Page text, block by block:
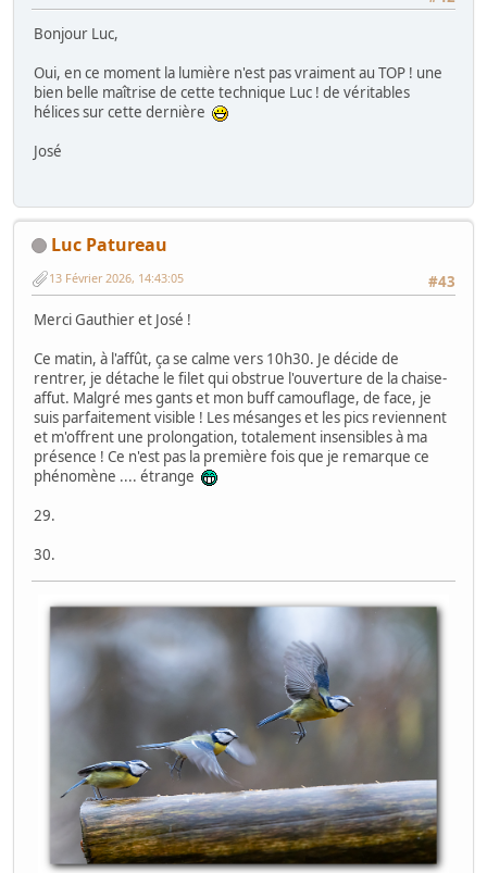
Bonjour Luc,
Oui, en ce moment la lumière n'est pas vraiment au TOP ! une
bien belle maîtrise de cette technique Luc ! de véritables
hélices sur cette dernière
José
Luc Patureau
#43
13 Février 2026, 14:43:05
Merci Gauthier et José !
Ce matin, à l'affût, ça se calme vers 10h30. Je décide de
rentrer, je détache le filet qui obstrue l'ouverture de la chaise-
affut. Malgré mes gants et mon buff camouflage, de face, je
suis parfaitement visible ! Les mésanges et les pics reviennent
et m'offrent une prolongation, totalement insensibles à ma
présence ! Ce n'est pas la première fois que je remarque ce
phénomène .... étrange
29.
30.